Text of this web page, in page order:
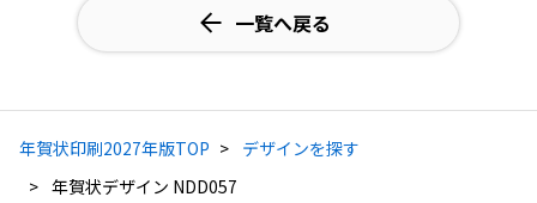
一覧へ戻る
年賀状印刷2027年版TOP
デザインを探す
年賀状デザイン NDD057